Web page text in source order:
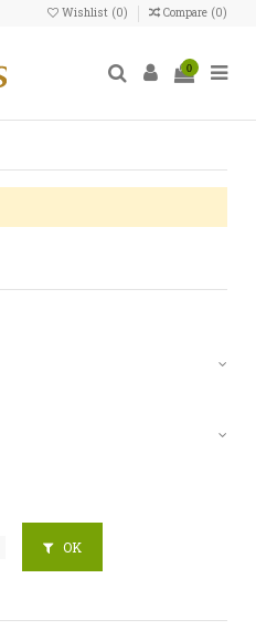
Wishlist (0) Compare (0)
0
OK